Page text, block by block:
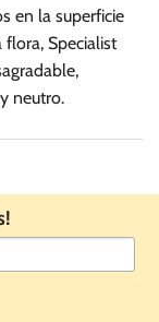
en la superficie
flora, Specialist
neutro.